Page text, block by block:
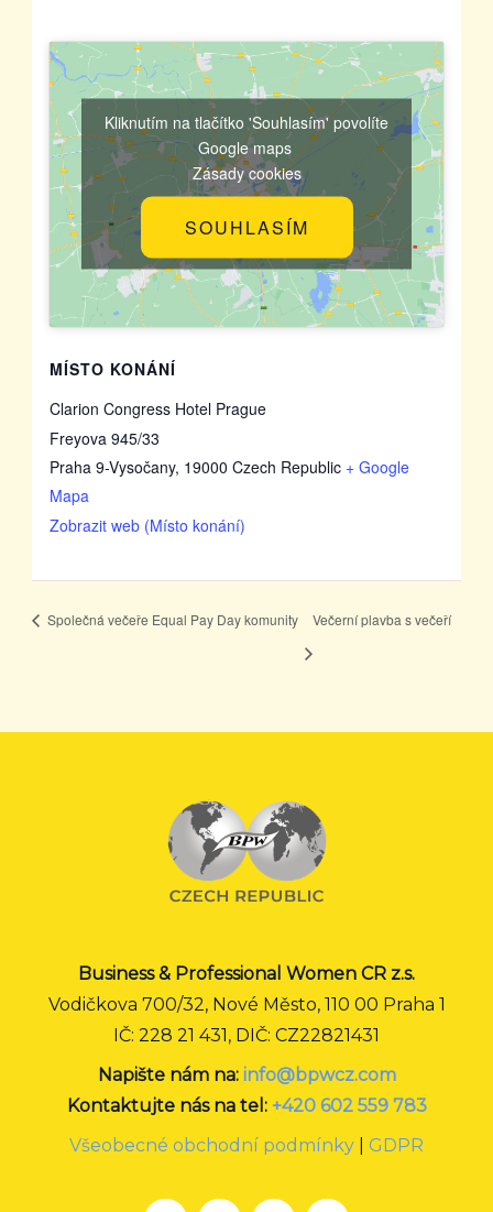
MÍSTO KONÁNÍ
Clarion Congress Hotel Prague
Freyova 945/33
Praha 9-Vysočany, 19000 Czech Republic + Google
Mapa
Zobrazit web (Místo konání)
Kliknutím na tlačítko 'Souhlasím' povolíte
Google maps
Zásady cookies
SOUHLASÍM
Společná večeře Equal Pay Day komunity Večerní plavba s večeří
Business & Professional Women CR z.s.
Vodičkova 700/32, Nové Město, 110 00 Praha 1
IČ: 228 21 431, DIČ: CZ22821431
Napište nám na: info@bpwcz.com
Kontaktujte nás na tel: +420 602 559 783
Všeobecné obchodní podmínky
GDPR